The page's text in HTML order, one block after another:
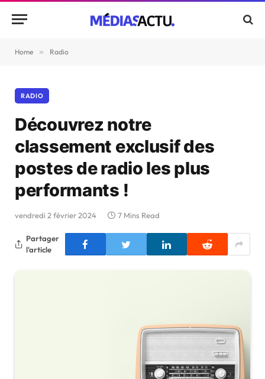
Home » Radio
RADIO
Découvrez notre
classement exclusif des
postes de radio les plus
performants !
vendredi 2 février 2024 7 Mins Read
Partager
l'article